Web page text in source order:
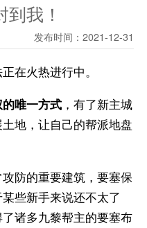
我！
发布时间：2021-12-31
火热进行中。
唯一方式 ，有了新主城
地，让自己的帮派地盘
防的重要建筑，要塞保
些新手来说还不太了
诸多九黎帮主的要塞布